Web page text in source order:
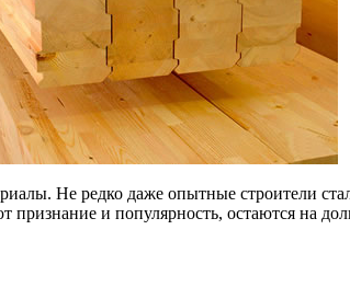
Не редко даже опытные строители
и популярность, остаются на